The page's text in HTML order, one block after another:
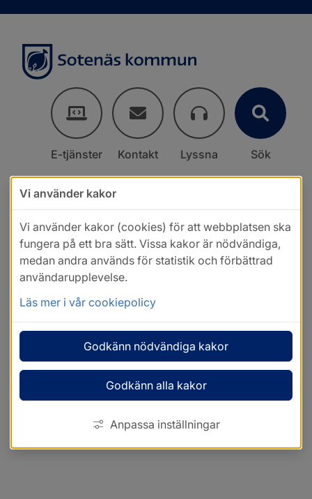
E-tjänster Kontakt Lyssna Sök
Vi använder kakor
Vi använder kakor (cookies) för att webbplatsen ska
fungera på ett bra sätt. Vissa kakor är nödvändiga,
medan andra används för statistik och förbättrad
användarupplevelse.
Läs mer i vår cookiepolicy
Godkänn nödvändiga kakor
Godkänn alla kakor
Anpassa inställningar